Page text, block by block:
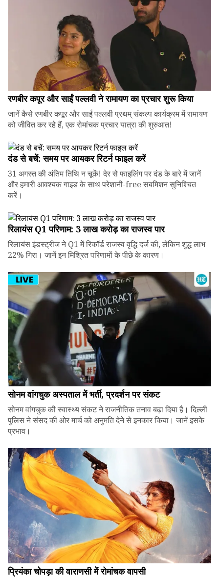
रणबीर कपूर और साईं पल्लवी ने रामायण का प्रचार शुरू किया
जानें कैसे रणबीर कपूर और साईं पल्लवी प्रथम् संकल्प कार्यक्रम में रामायण
को जीवित कर रहे हैं, एक रोमांचक प्रचार यात्रा की शुरुआत!
दंड से बचें: समय पर आयकर रिटर्न फाइल करें
31 अगस्त की अंतिम तिथि न चूकें! देर से फाइलिंग पर दंड के बारे में जानें
और हमारी आवश्यक गाइड के साथ परेशानी-free सबमिशन सुनिश्चित
करें।
रिलायंस Q1 परिणाम: ₹3 लाख करोड़ का राजस्व पार
रिलायंस इंडस्ट्रीज ने Q1 में रिकॉर्ड राजस्व वृद्धि दर्ज की, लेकिन शुद्ध लाभ
22% गिरा। जानें इन मिश्रित परिणामों के पीछे के कारण।
सोनम वांगचुक अस्पताल में भर्ती, प्रदर्शन पर संकट
सोनम वांगचुक की स्वास्थ्य संकट ने राजनीतिक तनाव बढ़ा दिया है। दिल्ली
पुलिस ने संसद की ओर मार्च को अनुमति देने से इनकार किया। जानें इसके
प्रभाव।
प्रियंका चोपड़ा की वाराणसी में रोमांचक वापसी